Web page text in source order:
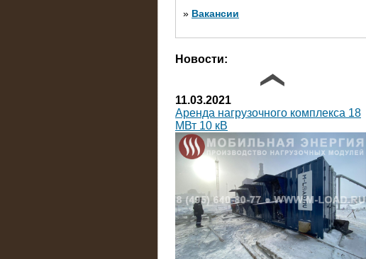
» Вакансии
Новости:
11.03.2021
Аренда нагрузочного комплекса 18
МВт 10 кВ